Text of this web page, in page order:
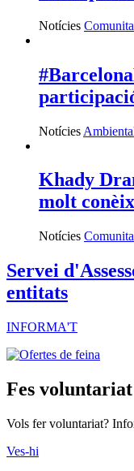
Notícies
Notícies
Khady
molt
Notícies
Servei
entitats
INFORMA'T
Fes voluntariat
Vols fer voluntariat?
Ves-hi